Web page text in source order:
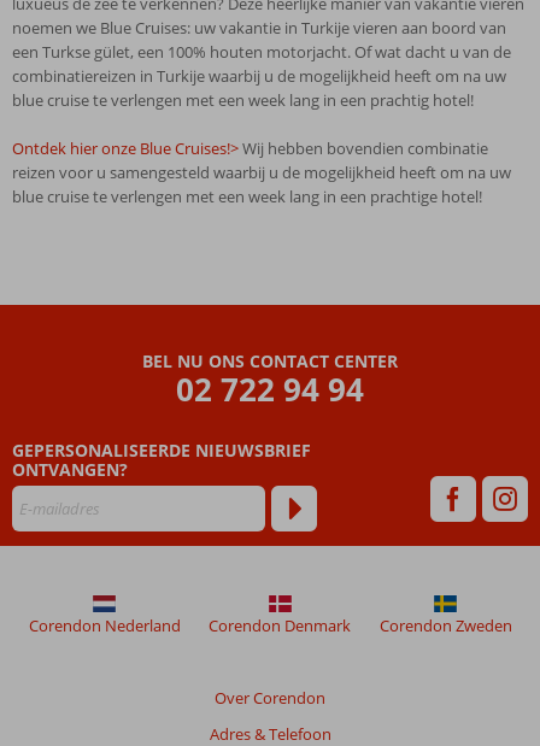
noemen we Blue Cruises: uw vakantie in Turkije vieren aan boord van
een Turkse gület, een 100% houten motorjacht. Of wat dacht u van de
combinatiereizen in Turkije waarbij u de mogelijkheid heeft om na uw
blue cruise te verlengen met een week lang in een prachtig hotel!
Ontdek hier onze Blue Cruises!>Wij hebben bovendien combinatie
reizen voor u samengesteld waarbij u de mogelijkheid heeft om na uw
blue cruise te verlengen met een week lang in een prachtige hotel!
BEL NU ONS CONTACT CENTER
02 722 94 94
GEPERSONALISEERDE NIEUWSBRIEF
ONTVANGEN?
Over Corendon
Adres & Telefoon
Corendon Nederland Corendon Denmark Corendon Zweden